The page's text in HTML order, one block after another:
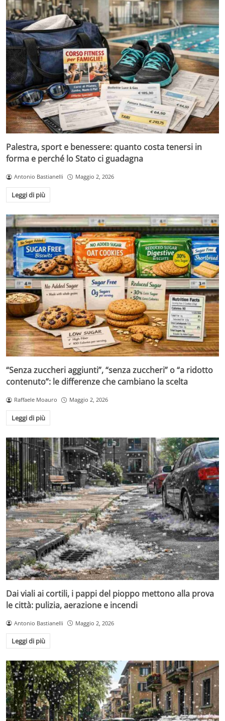
Palestra, sport e benessere: quanto costa tenersi in
forma e perché lo Stato ci guadagna
Antonio Bastianelli Maggio 2, 2026
Leggi di più
“Senza zuccheri aggiunti”, “senza zuccheri” o “a ridotto
contenuto”: le differenze che cambiano la scelta
Raffaele Moauro Maggio 2, 2026
Leggi di più
Dai viali ai cortili, i pappi del pioppo mettono alla prova
le città: pulizia, aerazione e incendi
Antonio Bastianelli Maggio 2, 2026
Leggi di più